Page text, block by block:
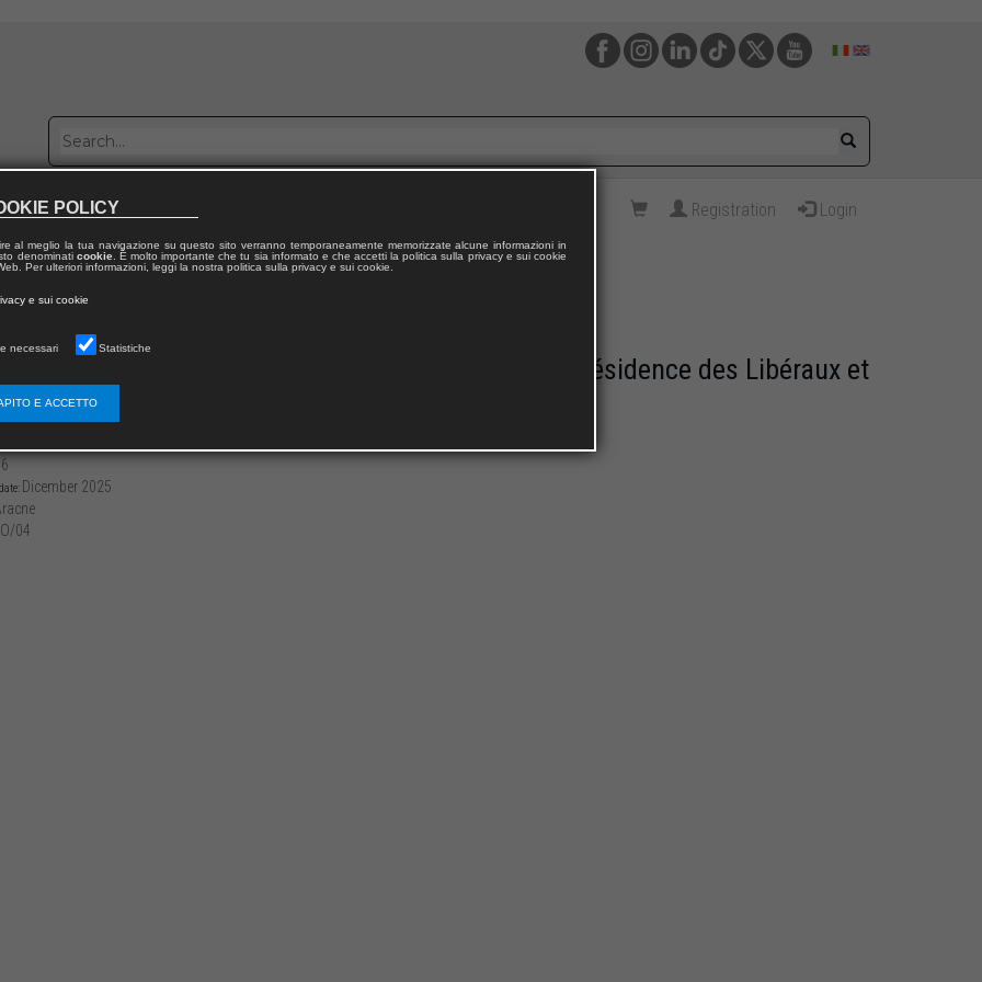
with us Registration Login
de la Communauté européenne de défense : la présidence des Libéraux et
de René Pleven (1956-1969)
Dicember 2025
04
POLICY
al meglio la tua navigazione su questo sito verranno temporaneamente memorizzate alcune informazioni in
denominati cookie. È molto importante che tu sia informato e che accetti la politica sulla privacy e sui cookie
Per ulteriori informazioni, leggi la nostra politica sulla privacy e sui cookie.
e sui cookie
necessari Statistiche
E ACCETTO